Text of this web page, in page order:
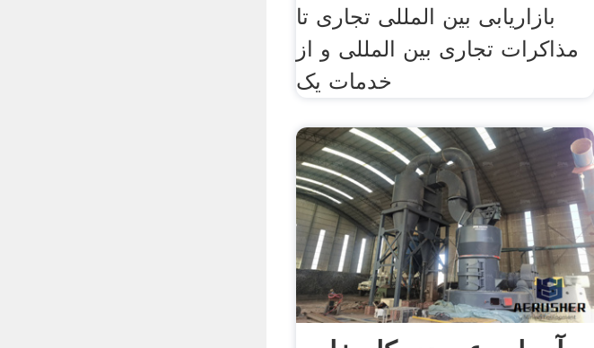
بازاریابی بین المللی تجاری تا
مذاکرات تجاری بین المللی و از
خدمات یک